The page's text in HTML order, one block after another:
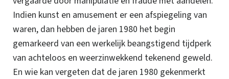
Indien kunst en amusement er een afspiegeling van
waren, dan hebben de jaren 1980 het begin
gemarkeerd van een werkelijk beangstigend tijdperk
van achteloos en weerzinwekkend tekenend geweld.
En wie kan vergeten dat de jaren 1980 gekenmerkt